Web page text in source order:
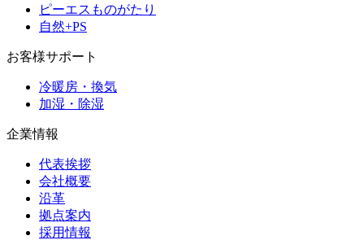
ピーエスものがたり
自然+PS
お客様サポート
冷暖房・換気
加湿・除湿
企業情報
代表挨拶
会社概要
沿革
拠点案内
採用情報